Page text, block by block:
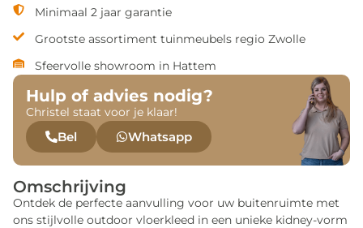
Minimaal 2 jaar garantie
Grootste assortiment tuinmeubels regio Zwolle
Sfeervolle showroom in Hattem
Hulp of advies nodig?
Christel staat voor je klaar!
Bel Whatsapp
Omschrijving
Ontdek de perfecte aanvulling voor uw buitenruimte met
ons stijlvolle outdoor vloerkleed in een unieke kidney-vorm